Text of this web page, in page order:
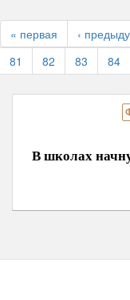
« первая ‹
81
82 83 84
В школах